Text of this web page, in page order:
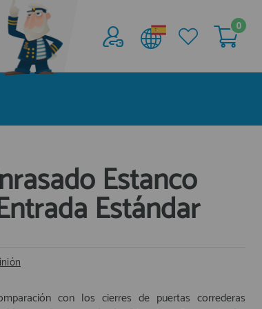
al
profesionales
Náutica
registro profesional
0
Estanco
Estándar
con los cierres de puertas correderas